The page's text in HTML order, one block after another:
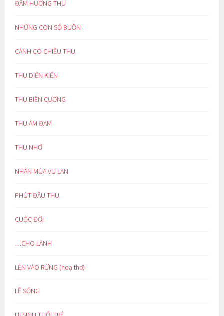
ĐẬM HƯƠNG THU
NHỮNG CON SỐ BUỒN
CÁNH CÒ CHIỀU THU
THU DIỆN KIẾN
THU BIÊN CƯƠNG
THU ẢM ĐẠM
THU NHỚ
NHÂN MÙA VU LAN
PHÚT ĐẦU THU
CUỘC ĐỜI
…CHO LÀNH
LẺN VÀO RỪNG (hoạ thơ)
LẼ SỐNG